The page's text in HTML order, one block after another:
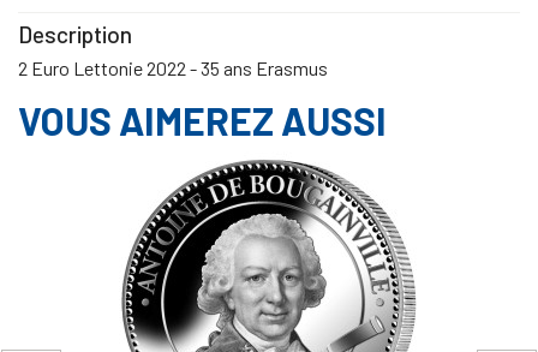
Description
2 Euro Lettonie 2022 - 35 ans Erasmus
VOUS AIMEREZ AUSSI